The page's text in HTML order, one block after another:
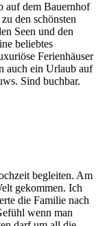
auf dem Bauernhof
den schönsten
Seen und den
beliebtes
Ferienhäuser
auch ein Urlaub auf
Sind buchbar.
begleiten. Am
gekommen. Ich
die Familie nach
wenn man